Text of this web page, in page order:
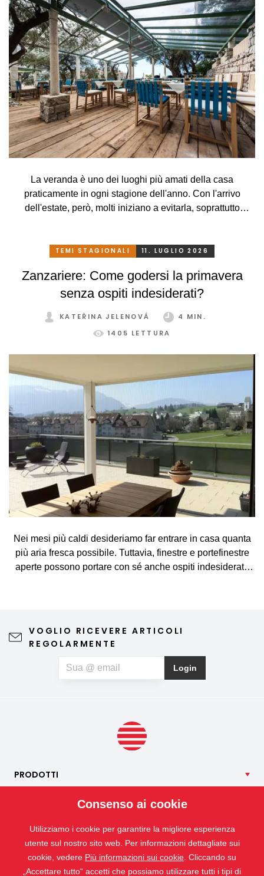
La veranda è uno dei luoghi più amati della casa
praticamente in ogni stagione dell'anno. Con l'arrivo
dell'estate, però, molti iniziano a evitarla, soprattutto
rilassarsi. Che peccato, però. Eppure basta davvero poco.
intelligente, potrete godervi la vostra veranda in tutta
comodità, in ogni stagione e senza limitazioni.
TEMI STAGIONALI 11. LUGLIO 2026
Zanzariere: Come godersi la primavera
senza ospiti indesiderati?
KATEŘINA JELENOVÁ
4 MIN.
1405 LETTURA
Nei mesi più caldi desideriamo far entrare in casa quanta
più aria fresca possibile. Tuttavia, finestre e portefinestre
aperte possono portare con sé anche ospiti indesiderati,
dell'abitazione, richiede una manutenzione minima e può
contribuire anche a un riposo notturno più sereno. Se, oltre
limitare la quantità di particelle di polline che penetrano
all’interno.
VOGLIO RICEVERE ARTICOLI
REGOLARMENTE
Login
PRODOTTI
ISOTRA
Consenso ai cookie
Utilizziamo i cookie per garantire la migliore esperienza
utente sul nostro sito web. Per informazioni dettagliate sui
cookie, vedere Più informazioni sui cookie . Cliccando su
„Accettare tutto“ accetti che possiamo utilizzare tutti i tipi di